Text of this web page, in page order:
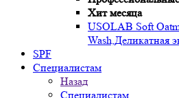
Хит месяца
USOLAB Soft
Wash,Деликатная
SPF
Специалистам
Назад
Специалистам